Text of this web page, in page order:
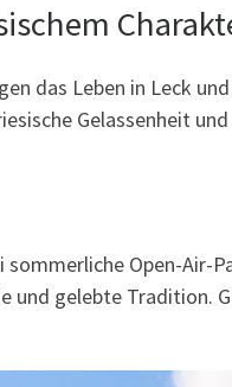
das Leben in Leck
Gelassenheit
sommerliche Open-
und gelebte Tradition.